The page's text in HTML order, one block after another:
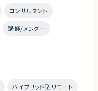
コンサルタント
講師/メンター
ハイブリッド型リモート